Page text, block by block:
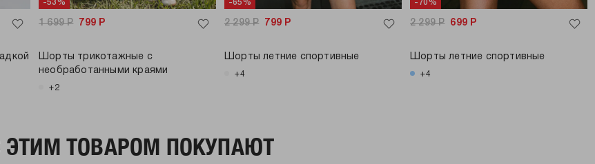
-53%
1 699Р 799 Р
Шорты трикотажные с
необработанными краями
+2
-65%
2 299Р 799 Р
Шорты летние спортивные
+4
-70%
2 299Р 699 Р
Шорты летние спортивные
+4
ЭТИМ ТОВАРОМ ПОКУПАЮТ